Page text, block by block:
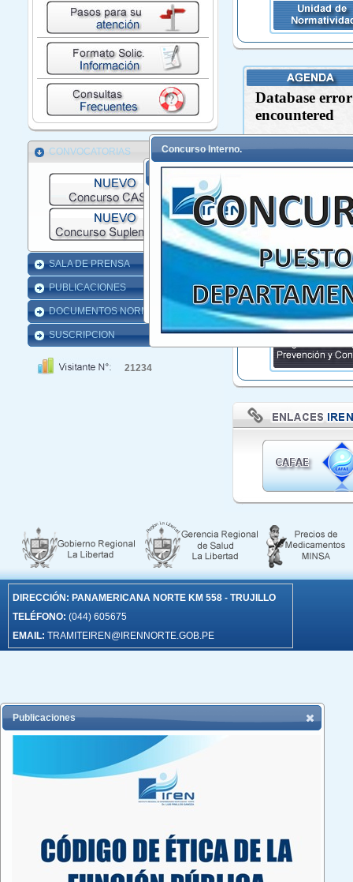
CONVOCATORIAS
SALA DE PRENSA
PUBLICACIONES
DOCUMENTOS NORMATIVOS
SUSCRIPCION
21234
DIRECCIÓN: PANAMERICANA NORTE KM 558 - TRUJILLO
TELÉFONO: (044) 605675
EMAIL: TRAMITEIREN@IRENNORTE.GOB.PE
Publicaciones
Concurso Interno.